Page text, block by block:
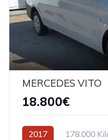
MERCEDES VITO
18.800€
2017 178.000